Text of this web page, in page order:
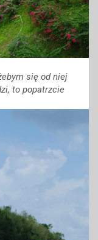
się od niej
to popatrzcie